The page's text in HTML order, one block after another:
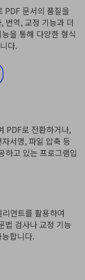
PDF 문서의 품질을
번역, 교정 기능과 더
을 통해 다양한 형식
다.
PDF로 전환하거나,
서명, 파일 압축 등
하고 있는 프로그램입
먼트를 활용하여
법 검사나 교정 기능
합니다.